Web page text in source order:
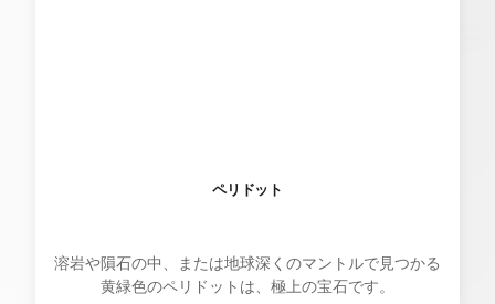
ペリドット
溶岩や隕石の中、または地球深くのマントルで見つかる
黄緑色のペリドットは、極上の宝石です。